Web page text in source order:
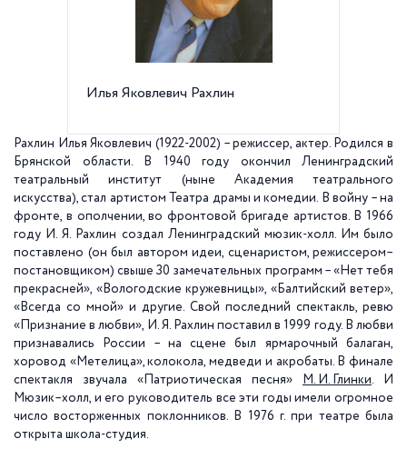
Илья Яковлевич Рахлин
Рахлин Илья Яковлевич (1922-2002) – режиссер, актер. Родился в
Брянской области. В 1940 году окончил Ленинградский
театральный институт (ныне Академия театрального
искусства), стал артистом Театра драмы и комедии. В войну – на
фронте, в ополчении, во фронтовой бригаде артистов. В 1966
году И. Я. Рахлин создал Ленинградский мюзик-холл. Им было
поставлено (он был автором идеи, сценаристом, режиссером–
постановщиком) свыше 30 замечательных программ – «Нет тебя
прекрасней», «Вологодские кружевницы», «Балтийский ветер»,
«Всегда со мной» и другие. Свой последний спектакль, ревю
«Признание в любви», И. Я. Рахлин поставил в 1999 году. В любви
признавались России – на сцене был ярмарочный балаган,
хоровод «Метелица», колокола, медведи и акробаты. В финале
спектакля звучала «Патриотическая песня»
М. И. Глинки. И
Мюзик–холл, и его руководитель все эти годы имели огромное
число восторженных поклонников. В 1976 г. при театре была
открыта школа-студия.